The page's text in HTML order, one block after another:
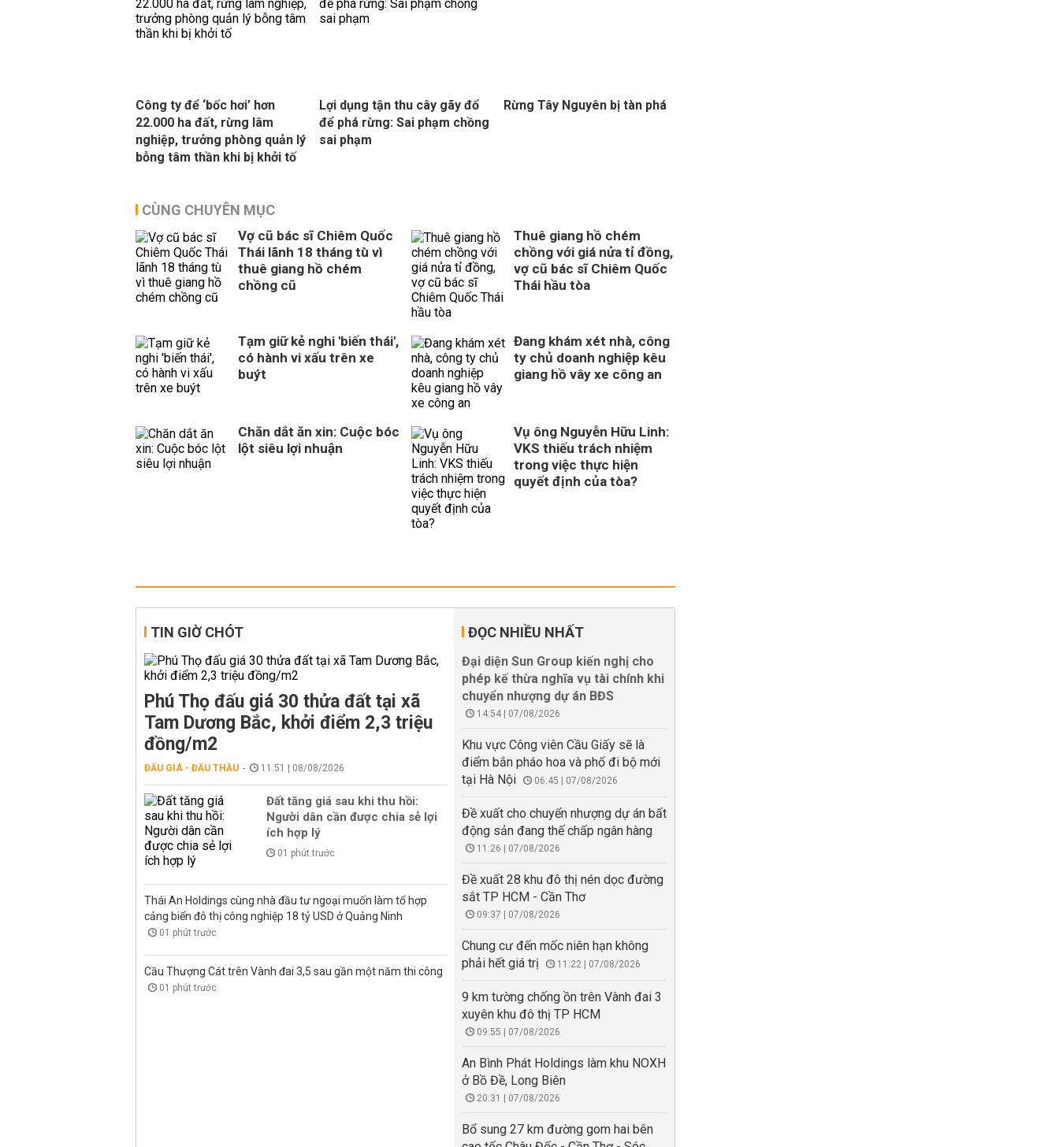
Công ty để ‘bốc hơi’ hơn
22.000 ha đất, rừng lâm
nghiệp, trưởng phòng quản lý
bỗng tâm thần khi bị khởi tố
Lợi dụng tận thu cây gãy đổ
để phá rừng: Sai phạm chồng
sai phạm
Rừng Tây Nguyên bị tàn phá
CÙNG CHUYÊN MỤC
Vợ cũ bác sĩ Chiêm Quốc
Thái lãnh 18 tháng tù vì
thuê giang hồ chém
chồng cũ
Thuê giang hồ chém
chồng với giá nửa tỉ đồng,
vợ cũ bác sĩ Chiêm Quốc
Thái hầu tòa
Tạm giữ kẻ nghi 'biến thái',
có hành vi xấu trên xe
buýt
Đang khám xét nhà, công
ty chủ doanh nghiệp kêu
giang hồ vây xe công an
Chăn dắt ăn xin: Cuộc bóc
lột siêu lợi nhuận
Vụ ông Nguyễn Hữu Linh:
VKS thiếu trách nhiệm
trong việc thực hiện
quyết định của tòa?
TIN GIỜ CHÓT
Phú Thọ đấu giá 30 thửa đất tại xã
Tam Dương Bắc, khởi điểm 2,3 triệu
đồng/m2
ĐẤU GIÁ - ĐẤU THẦU 11:51 | 08/08/2026
Đất tăng giá sau khi thu hồi:
Người dân cần được chia sẻ lợi
ích hợp lý
01 phút trước
Thái An Holdings cùng nhà đầu tư ngoại muốn làm tổ hợp
cảng biển đô thị công nghiệp 18 tỷ USD ở Quảng Ninh
01 phút trước
Cầu Thượng Cát trên Vành đai 3,5 sau gần một năm thi công
01 phút trước
ĐỌC NHIỀU NHẤT
Đại diện Sun Group kiến nghị cho
phép kế thừa nghĩa vụ tài chính khi
chuyển nhượng dự án BĐS
14:54 | 07/08/2026
Khu vực Công viên Cầu Giấy sẽ là
điểm bắn pháo hoa và phố đi bộ mới
tại Hà Nội
06:45 | 07/08/2026
Đề xuất cho chuyển nhượng dự án bất
động sản đang thế chấp ngân hàng
11:26 | 07/08/2026
Đề xuất 28 khu đô thị nén dọc đường
sắt TP HCM - Cần Thơ
09:37 | 07/08/2026
Chung cư đến mốc niên hạn không
phải hết giá trị
11:22 | 07/08/2026
9 km tường chống ồn trên Vành đai 3
xuyên khu đô thị TP HCM
09:55 | 07/08/2026
An Bình Phát Holdings làm khu NOXH
ở Bồ Đề, Long Biên
20:31 | 07/08/2026
Bổ sung 27 km đường gom hai bên